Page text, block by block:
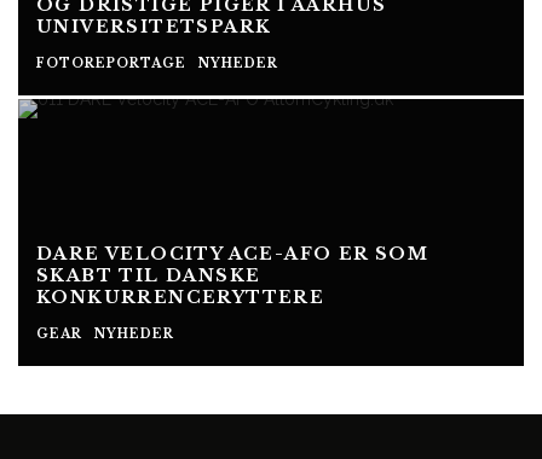
OG DRISTIGE PIGER I AARHUS
UNIVERSITETSPARK
FOTOREPORTAGE NYHEDER
DARE VELOCITY ACE-AFO ER SOM
SKABT TIL DANSKE
KONKURRENCERYTTERE
GEAR NYHEDER